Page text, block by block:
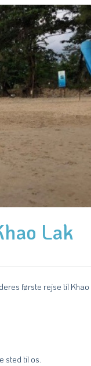
Lak
første rejse til Khao
sted til os.